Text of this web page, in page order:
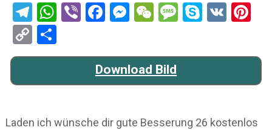
Telegram
WhatsApp
ViberFacebook
Messenger
WeChat
Message
Skype
VK
Copy
Link
Download Bild
Laden ich wünsche dir gute Besserung 26 kostenlos